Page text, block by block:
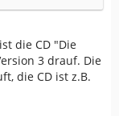
die CD "Die
3 drauf. Die
die CD ist z.B.